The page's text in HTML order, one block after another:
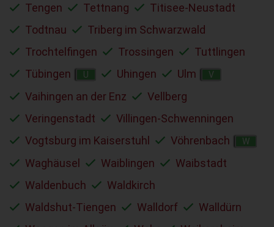
Tengen
Tettnang
Titisee-Neustadt
Todtnau
Triberg im Schwarzwald
Trochtelfingen
Trossingen
Tuttlingen
Tübingen
U Uhingen Ulm V
Vaihingen an der Enz
Vellberg
Veringenstadt
Villingen-Schwenningen
Vogtsburg im Kaiserstuhl
Vöhrenbach W
Waghäusel Waiblingen
Waibstadt
Waldenbuch
Waldkirch
Waldshut-Tiengen
Walldorf
Walldürn